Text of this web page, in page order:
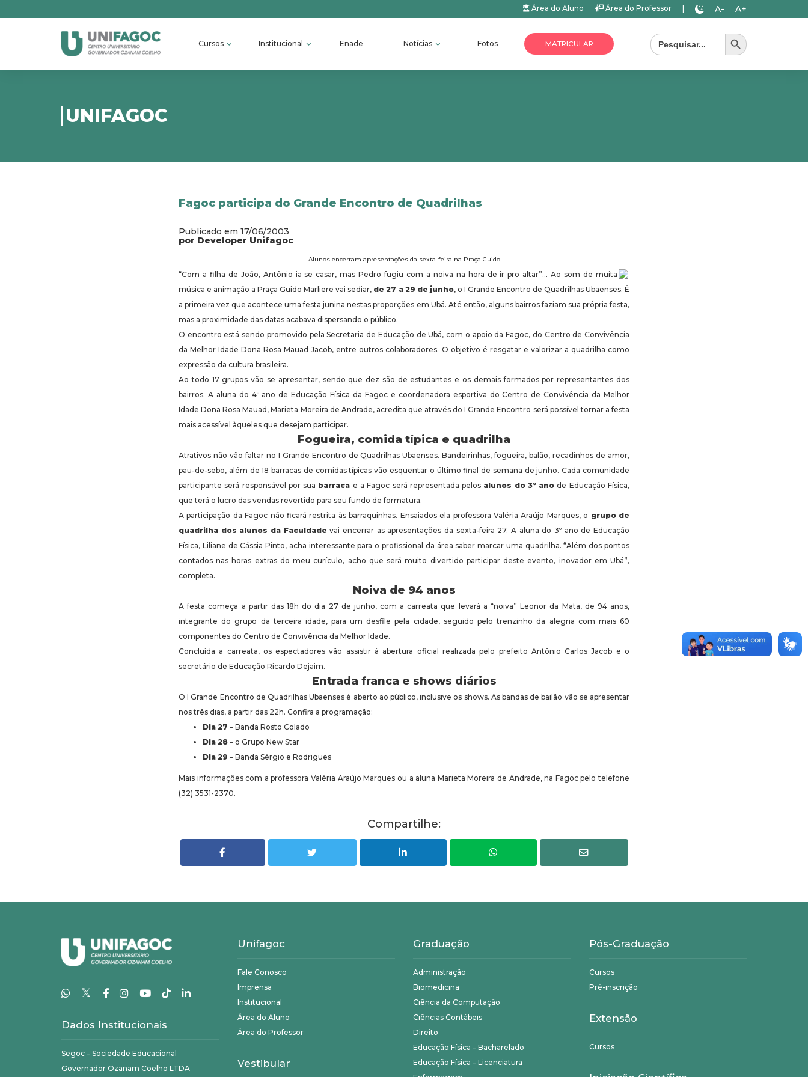
Área do Aluno Área do Professor A- A+
Cursos Institucional Enade Notícias Fotos MATRICULAR
Search
for:
Search Button
UNIFAGOC
Fagoc participa do Grande Encontro de Quadrilhas
Publicado em 17/06/2003
por Developer Unifagoc
Alunos encerram apresentações da sexta-feira na Praça Guido
“Com a filha de João, Antônio ia se casar, mas Pedro fugiu com a noiva na hora de ir pro altar”… Ao som de muita
música e animação a Praça Guido Marliere vai sediar, de 27 a 29 de junho, o I Grande Encontro de Quadrilhas Ubaenses. É
a primeira vez que acontece uma festa junina nestas proporções em Ubá. Até então, alguns bairros faziam sua própria festa,
mas a proximidade das datas acabava dispersando o público.
O encontro está sendo promovido pela Secretaria de Educação de Ubá, com o apoio da Fagoc, do Centro de Convivência
da Melhor Idade Dona Rosa Mauad Jacob, entre outros colaboradores. O objetivo é resgatar e valorizar a quadrilha como
expressão da cultura brasileira.
Ao todo 17 grupos vão se apresentar, sendo que dez são de estudantes e os demais formados por representantes dos
bairros. A aluna do 4º ano de Educação Física da Fagoc e coordenadora esportiva do Centro de Convivência da Melhor
Idade Dona Rosa Mauad, Marieta Moreira de Andrade, acredita que através do I Grande Encontro será possível tornar a festa
mais acessível àqueles que desejam participar.
Fogueira, comida típica e quadrilha
Atrativos não vão faltar no I Grande Encontro de Quadrilhas Ubaenses. Bandeirinhas, fogueira, balão, recadinhos de amor,
pau-de-sebo, além de 18 barracas de comidas típicas vão esquentar o último final de semana de junho. Cada comunidade
participante será responsável por sua barraca e a Fagoc será representada pelos alunos do 3º ano de Educação Física,
que terá o lucro das vendas revertido para seu fundo de formatura.
A participação da Fagoc não ficará restrita às barraquinhas. Ensaiados ela professora Valéria Araújo Marques, o grupo de
quadrilha dos alunos da Faculdade vai encerrar as apresentações da sexta-feira 27. A aluna do 3º ano de Educação
Física, Liliane de Cássia Pinto, acha interessante para o profissional da área saber marcar uma quadrilha. “Além dos pontos
contados nas horas extras do meu curículo, acho que será muito divertido participar deste evento, inovador em Ubá”,
completa.
Noiva de 94 anos
A festa começa a partir das 18h do dia 27 de junho, com a carreata que levará a “noiva” Leonor da Mata, de 94 anos,
integrante do grupo da terceira idade, para um desfile pela cidade, seguido pelo trenzinho da alegria com mais 60
componentes do Centro de Convivência da Melhor Idade.
Concluída a carreata, os espectadores vão assistir à abertura oficial realizada pelo prefeito Antônio Carlos Jacob e o
secretário de Educação Ricardo Dejaim.
Entrada franca e shows diários
O I Grande Encontro de Quadrilhas Ubaenses é aberto ao público, inclusive os shows. As bandas de bailão vão se apresentar
nos três dias, a partir das 22h. Confira a programação:
Dia 27 – Banda Rosto Colado
Dia 28 – o Grupo New Star
Dia 29 – Banda Sérgio e Rodrigues
Mais informações com a professora Valéria Araújo Marques ou a aluna Marieta Moreira de Andrade, na Fagoc pelo telefone
(32) 3531-2370.
Compartilhe:
𝕏
Dados Institucionais
Segoc – Sociedade Educacional
Governador Ozanam Coelho LTDA
Unifagoc
Fale Conosco
Imprensa
Institucional
Área do Aluno
Área do Professor
Vestibular
Graduação
Administração
Biomedicina
Ciência da Computação
Ciências Contábeis
Direito
Educação Física – Bacharelado
Educação Física – Licenciatura
Pós-Graduação
Cursos
Pré-inscrição
Extensão
Cursos